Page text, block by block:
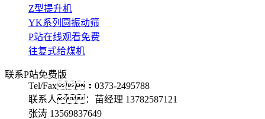
Z型提升机
YK系列圆振动筛
P站在线观看免费
往复式给煤机
联系P站免费版
Tel/Fax：0373-2495788
联系人：苗经理 13782587121
张涛 13569837649